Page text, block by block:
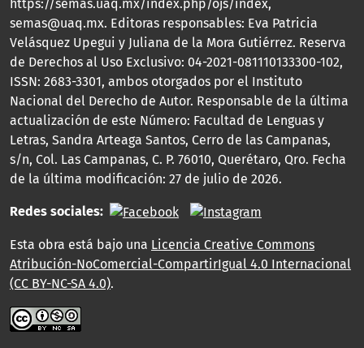
https://semas.uaq.mx/index.php/ojs/index,
semas@uaq.mx. Editoras responsables: Eva Patricia
Velásquez Upegui y Juliana de la Mora Gutiérrez. Reserva
de Derechos al Uso Exclusivo: 04-2021-081110133300-102,
ISSN: 2683-3301, ambos otorgados por el Instituto
Nacional del Derecho de Autor. Responsable de la última
actualización de este Número: Facultad de Lenguas y
Letras, Sandra Arteaga Santos, Cerro de las Campanas,
s/n, Col. Las Campanas, C. P. 76010, Querétaro, Qro. Fecha
de la última modificación: 27 de julio de 2026.
Redes sociales:
Esta obra está bajo una Licencia Creative Commons
Atribución-NoComercial-CompartirIgual 4.0 Internacional
(CC BY-NC-SA 4.0).